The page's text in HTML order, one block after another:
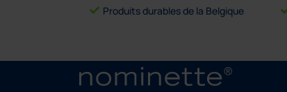
Produits durables de la Belgique